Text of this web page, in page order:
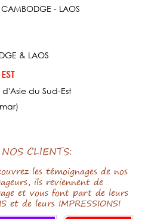
- LAOS
& LAOS
du Sud-Est
CLIENTS:
les témoignages de nos
ils reviennent de
et vous font part de leurs
et de leurs IMPRESSIONS!